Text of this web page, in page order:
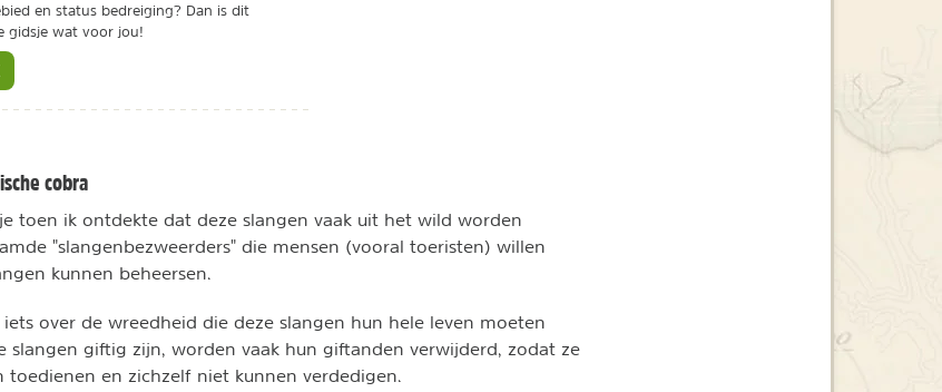
en status bedreiging? Dan is dit
gidsje wat voor jou!
cobra
toen ik ontdekte dat deze slangen vaak uit het wild worden
"slangenbezweerders" die mensen (vooral toeristen) willen
kunnen beheersen.
over de wreedheid die deze slangen hun hele leven moeten
slangen giftig zijn, worden vaak hun giftanden verwijderd, zodat ze
toedienen en zichzelf niet kunnen verdedigen.